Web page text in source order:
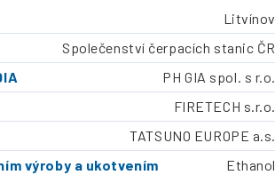
Litvínov
Společenství čerpacích stanic ČR
PH GIA spol. s r.o.
FIRETECH s.r.o.
TATSUNO EUROPE a.s.
výroby a ukotvením
Ethanol